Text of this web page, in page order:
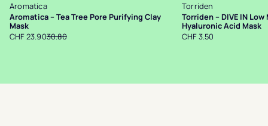
Aromatica
Aromatica – Tea Tree Pore Purifying Clay
Mask
CHF 23.9030.80
Torriden
Torriden – DIVE IN
Hyaluronic Acid Mask
CHF 3.50